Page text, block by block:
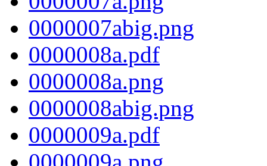
0000007abig.png
0000008a.pdf
0000008a.png
0000008abig.png
0000009a.pdf